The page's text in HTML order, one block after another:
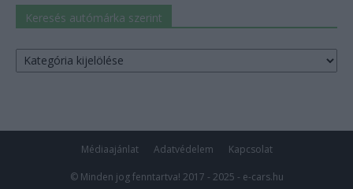
Keresés autómárka szerint
Keresés
autómárka
Médiaajánlat Adatvédelem Kapcsolat
© Minden jog fenntartva! 2017 - 2025 - e-cars.hu